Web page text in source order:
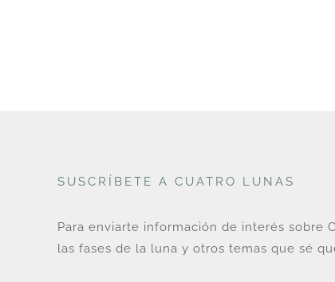
SUSCRÍBETE A CUATRO LUNAS
Para enviarte información de interés sobre
las fases de la luna y otros temas que sé